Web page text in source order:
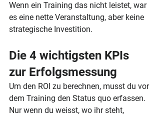
Wenn ein Training das nicht leistet, war
es eine nette Veranstaltung, aber keine
strategische Investition.
Die 4 wichtigsten KPIs
zur Erfolgsmessung
Um den ROI zu berechnen, musst du vor
dem Training den Status quo erfassen.
Nur wenn du weisst, wo ihr steht,